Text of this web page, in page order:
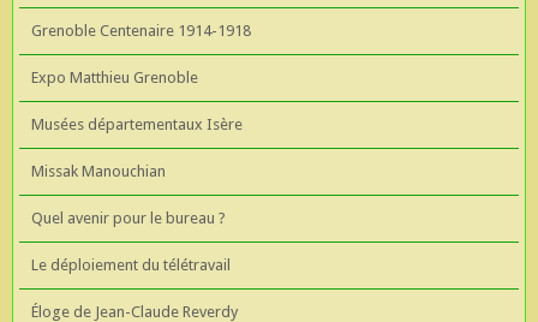
Grenoble Centenaire 1914-1918
Expo Matthieu Grenoble
Musées départementaux Isère
Missak Manouchian
Quel avenir pour le bureau ?
Le déploiement du télétravail
Éloge de Jean-Claude Reverdy